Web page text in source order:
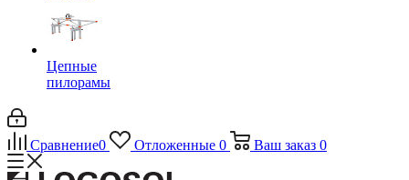
Цепные
пилорамы
Сравнение0 Отложенные 0 Ваш заказ 0